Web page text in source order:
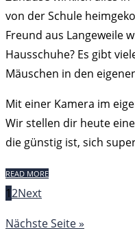
von der Schule
Freund aus Langeweile
Hausschuhe? Es gibt
Mäuschen in den
Mit einer Kamera im
Wir stellen dir heute
die günstig ist, sich
READ MORE
12Next
Nächste Seite »